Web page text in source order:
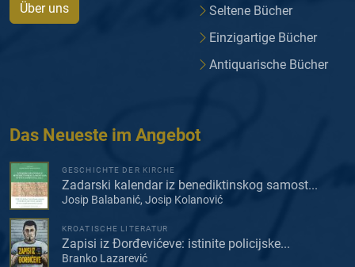
Über uns
Seltene Bücher
Einzigartige Bücher
Antiquarische Bücher
Das Neueste im Angebot
GESCHICHTE DER KIRCHE
Zadarski kalendar iz benediktinskog samost...
Josip Balabanić, Josip Kolanović
KROATISCHE LITERATUR
Zapisi iz Đorđevićeve: istinite policijske...
Branko Lazarević